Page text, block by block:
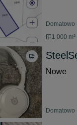
1 000 m²
Nowe
Domatowo